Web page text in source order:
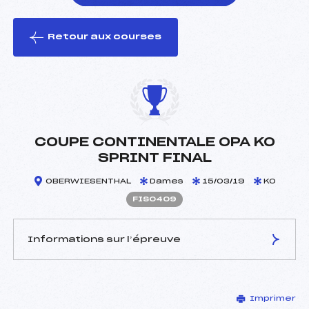
le ski
Retour aux courses
COUPE CONTINENTALE OPA KO
SPRINT FINAL
OBERWIESENTHAL Dames 15/03/19 KO
FIS0409
Informations sur l’épreuve
–
Imprimer